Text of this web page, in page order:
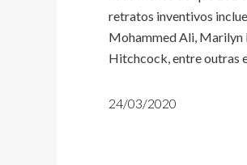
retratos inventivos
Mohammed Ali,
Hitchcock, entre outras
24/03/2020